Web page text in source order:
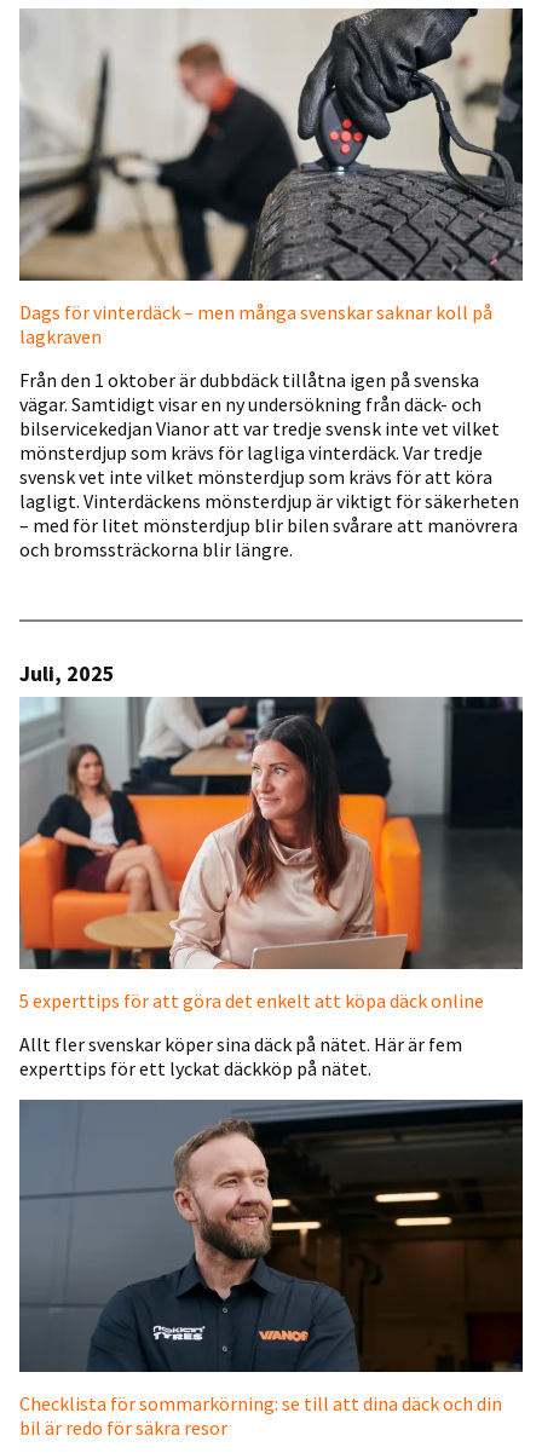
Dags för vinterdäck – men många svenskar saknar koll på
lagkraven
Från den 1 oktober är dubbdäck tillåtna igen på svenska
vägar. Samtidigt visar en ny undersökning från däck- och
bilservicekedjan Vianor att var tredje svensk inte vet vilket
mönsterdjup som krävs för lagliga vinterdäck. Var tredje
svensk vet inte vilket mönsterdjup som krävs för att köra
lagligt. Vinterdäckens mönsterdjup är viktigt för säkerheten
– med för litet mönsterdjup blir bilen svårare att manövrera
och bromssträckorna blir längre.
Juli, 2025
5 experttips för att göra det enkelt att köpa däck online
Allt fler svenskar köper sina däck på nätet. Här är fem
experttips för ett lyckat däckköp på nätet.
Checklista för sommarkörning: se till att dina däck och din
bil är redo för säkra resor